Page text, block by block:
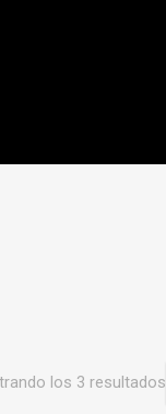
los 3 resultados